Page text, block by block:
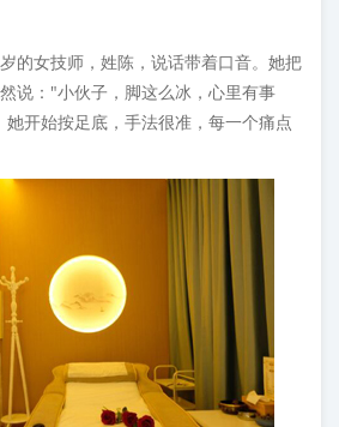
的女技师，姓陈，说话带着口音。她把
说："小伙子，脚这么冰，心里有事
开始按足底，手法很准，每一个痛点